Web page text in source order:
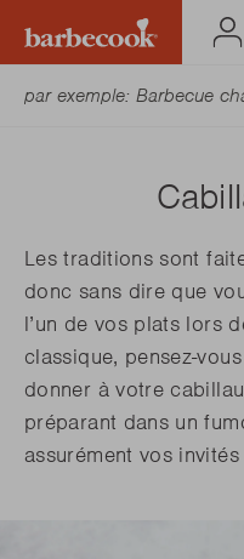
Les traditions sont
donc sans dire que
l’un de vos plats lors
classique, pensez-
donner à votre
préparant dans un
assurément vos